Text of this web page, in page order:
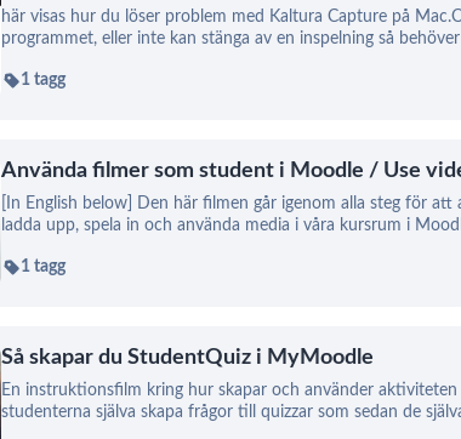
här visas hur du löser problem med Kaltura Capture på
programmet, eller inte kan stänga av en inspelning så
1 tagg
Använda filmer som student i Moodle / Use
[In English below] Den här filmen går igenom alla steg för
ladda upp, spela in och använda media i våra kursrum i
1 tagg
Så skapar du StudentQuiz i MyMoodle
En instruktionsfilm kring hur skapar och använder
studenterna själva skapa frågor till quizzar som sedan de